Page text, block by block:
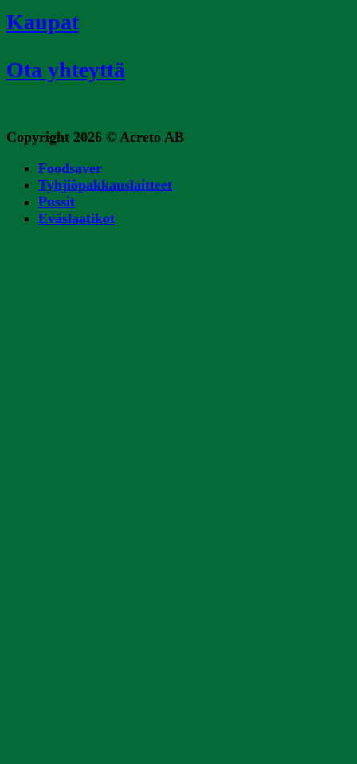
Kaupat
Ota yhteyttä
Copyright 2026 © Acreto AB
Foodsaver
Tyhjiöpakkauslaitteet
Pussit
Eväslaatikot